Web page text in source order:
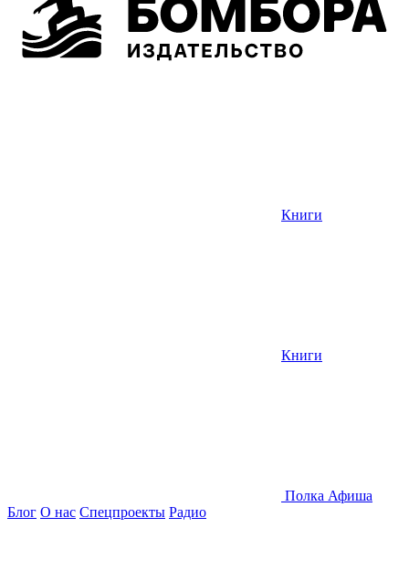
Книги
Книги
Полка Афиша
Блог О нас Спецпроекты Радио